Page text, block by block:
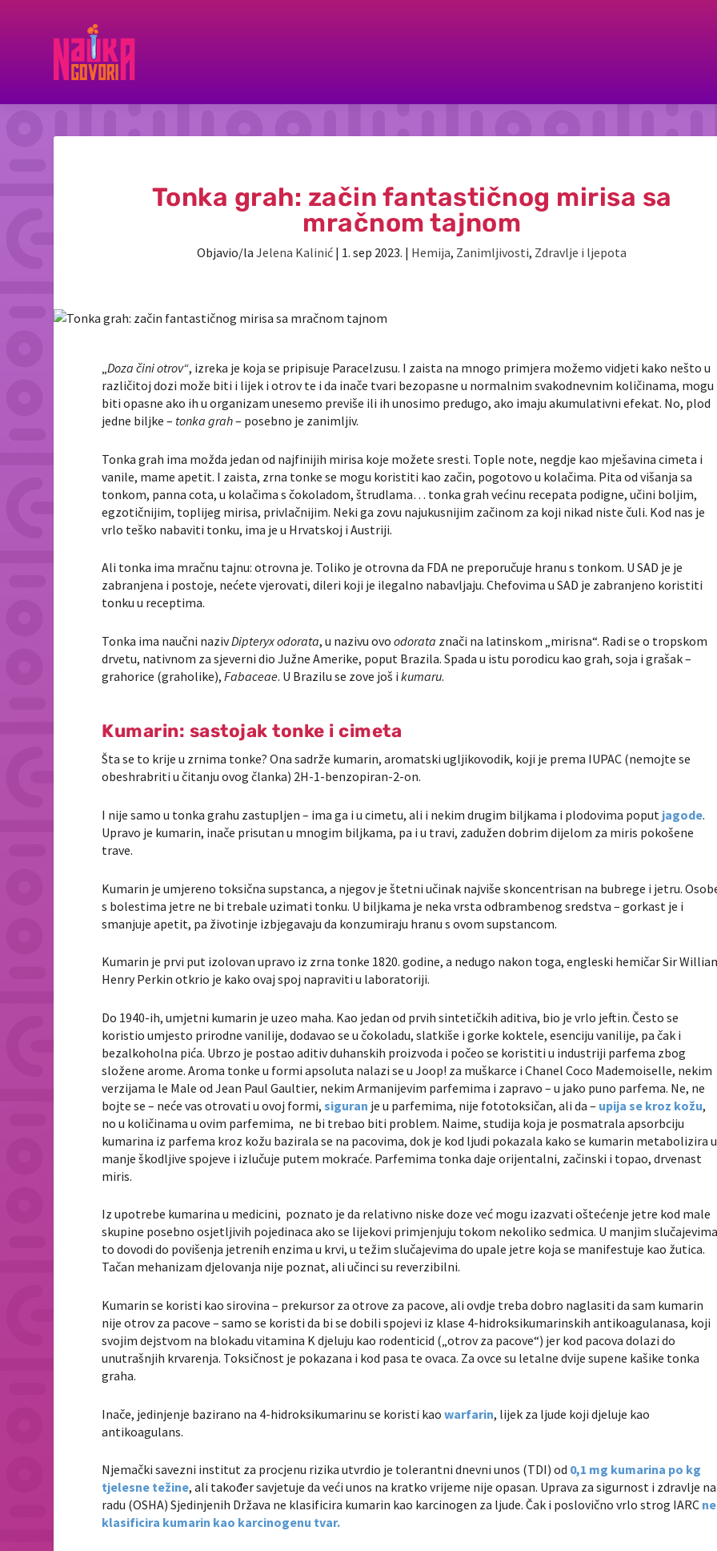
Tonka grah: začin fantastičnog mirisa sa
mračnom tajnom
Objavio/laJelena Kalinić | 1. sep 2023. | Hemija, Zanimljivosti, Zdravlje i ljepota
„Doza čini otrov“, izreka je koja se pripisuje Paracelzusu. I zaista na mnogo primjera možemo vidjeti kako nešto u
različitoj dozi može biti i lijek i otrov te i da inače tvari bezopasne u normalnim svakodnevnim količinama, mogu
biti opasne ako ih u organizam unesemo previše ili ih unosimo predugo, ako imaju akumulativni efekat. No, plod
jedne biljke – tonka grah– posebno je zanimljiv.
Tonka grah ima možda jedan od najfinijih mirisa koje možete sresti. Tople note, negdje kao mješavina cimeta i
vanile, mame apetit. I zaista, zrna tonke se mogu koristiti kao začin, pogotovo u kolačima. Pita od višanja sa
tonkom, panna cota, u kolačima s čokoladom, štrudlama… tonka grah većinu recepata podigne, učini boljim,
egzotičnijim, toplijeg mirisa, privlačnijim. Neki ga zovu najukusnijim začinom za koji nikad niste čuli. Kod nas je
vrlo teško nabaviti tonku, ima je u Hrvatskoj i Austriji.
Ali tonka ima mračnu tajnu: otrovna je. Toliko je otrovna da FDA ne preporučuje hranu s tonkom. U SAD je je
zabranjena i postoje, nećete vjerovati, dileri koji je ilegalno nabavljaju. Chefovima u SAD je zabranjeno koristiti
tonku u receptima.
Tonka ima naučni nazivDipteryx odorata, u nazivu ovoodorata znači na latinskom „mirisna“. Radi se o tropskom
drvetu, nativnom za sjeverni dio Južne Amerike, poput Brazila. Spada u istu porodicu kao grah, soja i grašak –
grahorice (graholike),Fabaceae. U Brazilu se zove još ikumaru.
Kumarin: sastojak tonke i cimeta
Šta se to krije u zrnima tonke? Ona sadrže kumarin, aromatski ugljikovodik, koji je prema IUPAC (nemojte se
obeshrabriti u čitanju ovog članka) 2H-1-benzopiran-2-on.
I nije samo u tonka grahu zastupljen – ima ga i u cimetu, ali i nekim drugim biljkama i plodovima poput jagode.
Upravo je kumarin, inače prisutan u mnogim biljkama, pa i u travi, zadužen dobrim dijelom za miris pokošene
trave.
Kumarin je umjereno toksična supstanca, a njegov je štetni učinak najviše skoncentrisan na bubrege i jetru.
s bolestima jetre ne bi trebale uzimati tonku. U biljkama je neka vrsta odbrambenog sredstva – gorkast je i
smanjuje apetit, pa životinje izbjegavaju da konzumiraju hranu s ovom supstancom.
Kumarin je prvi put izolovan upravo iz zrna tonke 1820. godine, a nedugo nakon toga, engleski hemičar Sir
Henry Perkin otkrio je kako ovaj spoj napraviti u laboratoriji.
Do 1940-ih, umjetni kumarin je uzeo maha. Kao jedan od prvih sintetičkih aditiva, bio je vrlo jeftin. Često se
koristio umjesto prirodne vanilije, dodavao se u čokoladu, slatkiše i gorke koktele, esenciju vanilije, pa čak i
bezalkoholna pića. Ubrzo je postao aditiv duhanskih proizvoda i počeo se koristiti u industriji parfema zbog
složene arome. Aroma tonke u formi apsoluta nalazi se u Joop! za muškarce i Chanel Coco Mademoiselle, nekim
verzijama le Male od Jean Paul Gaultier, nekim Armanijevim parfemima i zapravo – u jako puno parfema. Ne, ne
bojte se – neće vas otrovati u ovoj formi,siguran je u parfemima, nije fototoksičan, ali da – upija se kroz kožu,
no u količinama u ovim parfemima, ne bi trebao biti problem. Naime, studija koja je posmatrala apsorbciju
kumarina iz parfema kroz kožu bazirala se na pacovima, dok je kod ljudi pokazala kako se kumarin metabolizira u
manje škodljive spojeve i izlučuje putem mokraće. Parfemima tonka daje orijentalni, začinski i topao, drvenast
miris.
Iz upotrebe kumarina u medicini, poznato je da relativno niske doze već mogu izazvati oštećenje jetre kod male
skupine posebno osjetljivih pojedinaca ako se lijekovi primjenjuju tokom nekoliko sedmica. U manjim
to dovodi do povišenja jetrenih enzima u krvi, u težim slučajevima do upale jetre koja se manifestuje kao žutica.
Tačan mehanizam djelovanja nije poznat, ali učinci su reverzibilni.
Kumarin se koristi kao sirovina – prekursor za otrove za pacove, ali ovdje treba dobro naglasiti da sam kumarin
nije otrov za pacove – samo se koristi da bi se dobili spojevi iz klase 4-hidroksikumarinskih antikoagulanasa, koji
svojim dejstvom na blokadu vitamina K djeluju kao rodenticid („otrov za pacove“) jer kod pacova dolazi do
unutrašnjih krvarenja. Toksičnost je pokazana i kod pasa te ovaca. Za ovce su letalne dvije supene kašike tonka
graha.
Inače, jedinjenje bazirano na 4-hidroksikumarinu se koristi kaowarfarin, lijek za ljude koji djeluje kao
antikoagulans.
Njemački savezni institut za procjenu rizika utvrdio je tolerantni dnevni unos (TDI) od 0,1 mg kumarina po kg
tjelesne težine, ali također savjetuje da veći unos na kratko vrijeme nije opasan. Uprava za sigurnost i zdravlje na
radu (OSHA) Sjedinjenih Država ne klasificira kumarin kao karcinogen za ljude. Čak i poslovično vrlo strog IARC ne
klasificira kumarin kao karcinogenu tvar.